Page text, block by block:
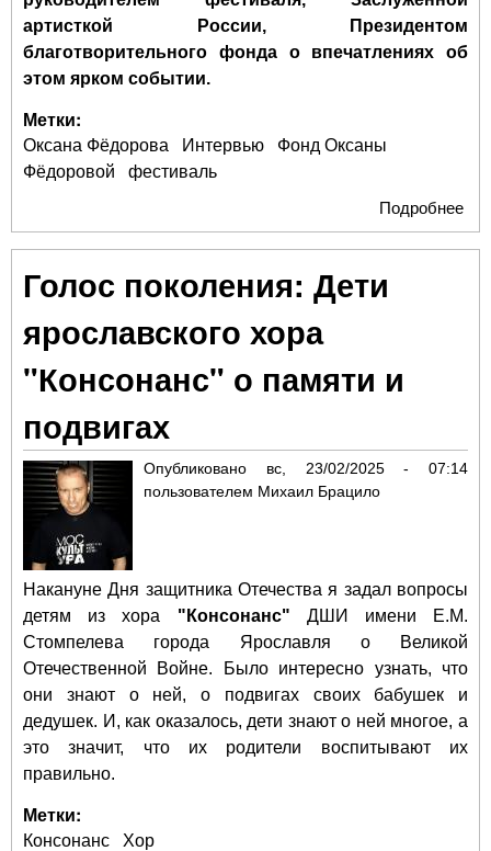
артисткой России, Президентом
благотворительного фонда о впечатлениях об
этом ярком событии.
Метки:
Оксана Фёдорова Интервью
Фонд Оксаны
Фёдоровой
фестиваль
Подробнее
Голос поколения: Дети
ярославского хора
"Консонанс" о памяти и
подвигах
Опубликовано вс, 23/02/2025 - 07:14
пользователем Михаил Брацило
Накануне Дня защитника Отечества я задал вопросы
детям из хора "Консонанс" ДШИ имени Е.М.
Стомпелева города Ярославля о Великой
Отечественной Войне. Было интересно узнать, что
они знают о ней, о подвигах своих бабушек и
дедушек. И, как оказалось, дети знают о ней многое, а
это значит, что их родители воспитывают их
правильно.
Метки:
Консонанс
Хор